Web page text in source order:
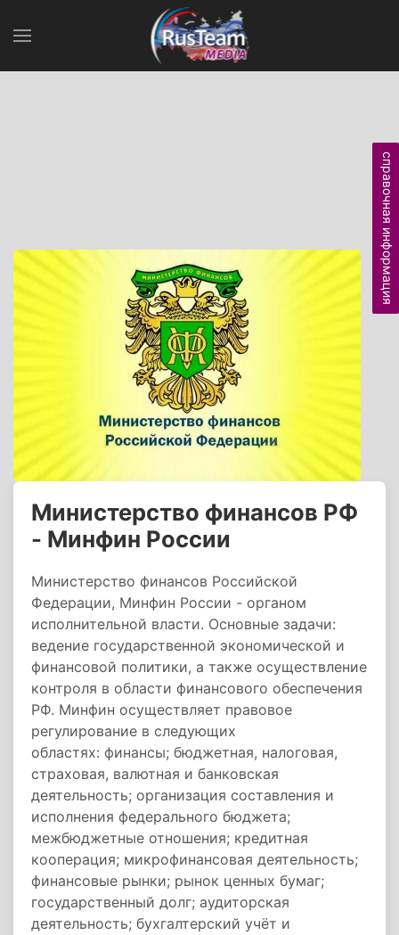
Министерство финансов РФ
- Минфин России
Министерство финансов Российской
Федерации, Минфин России - органом
исполнительной власти. Основные задачи:
ведение государственной экономической и
финансовой политики, а также осуществление
контроля в области финансового обеспечения
РФ. Минфин осуществляет правовое
регулирование в следующих
областях: финансы; бюджетная, налоговая,
страховая, валютная и банковская
деятельность; организация составления и
исполнения федерального бюджета;
межбюджетные отношения; кредитная
кооперация; микрофинансовая деятельность;
финансовые рынки; рынок ценных бумаг;
государственный долг; аудиторская
деятельность; бухгалтерский учёт и
справочная информация